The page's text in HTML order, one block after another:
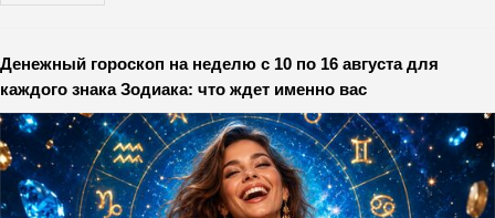
Денежный гороскоп на неделю с 10 по 16 августа для
каждого знака Зодиака: что ждет именно вас